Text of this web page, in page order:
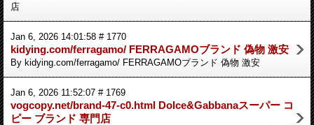
店
Jan 6, 2026 14:01:58 # 1770
kidying.com/ferragamo/ FERRAGAMOブランド 偽物 激安
By kidying.com/ferragamo/ FERRAGAMOブランド 偽物 激安
Jan 6, 2026 11:52:07 # 1769
vogcopy.net/brand-47-c0.html Dolce&Gabbanaスーパー コ
ピー ブランド 専門店